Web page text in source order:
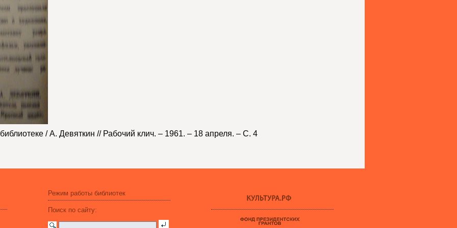
библиотеке / А. Девяткин // Рабочий клич. – 1961. – 18 апреля. – С. 4
Режим работы библиотек
Поиск по сайту: